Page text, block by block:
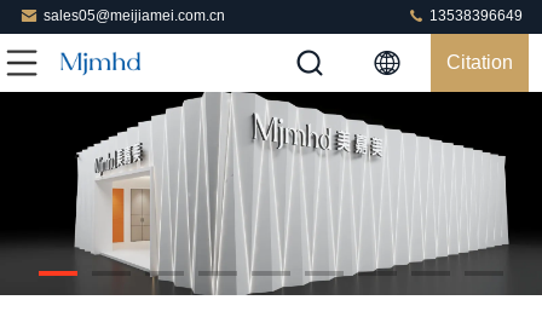
sales05@meijiamei.com.cn 13538396649
Citation